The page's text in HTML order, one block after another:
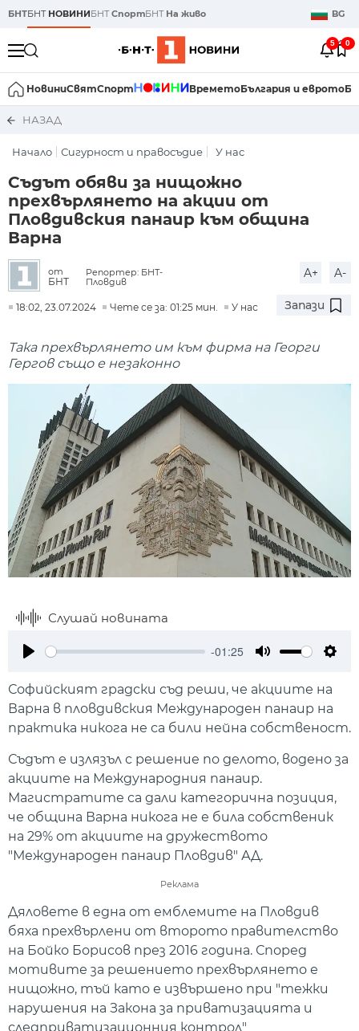
БНТБНТ НОВИНИБНТСпортБНТ На живо BG
5 0
НовиниСвятСпорт ВреметоБългария и еврото
НАЗАД
Начало Сигурност и правосъдие У нас
Съдът обяви за нищожно
прехвърлянето на акции от
Пловдивския панаир към община
Варна
от
БНТ
Репортер: БНТ-
Пловдив
A+ A-
18:02, 23.07.2024 Чете се за: 01:25 мин. У нас Запази
Така прехвърлянето им към фирма на Георги
Гергов също е незаконно
Слушай новината
-01:25
Софийският градски съд реши, че акциите на
Варна в пловдивския Международен панаир на
практика никога не са били нейна собственост.
Съдът е излязъл с решение по делото, водено за
акциите на Международния панаир.
Магистратите са дали категорична позиция,
че община Варна никога не е била собственик
на 29% от акциите на дружеството
"Международен панаир Пловдив" АД.
Реклама
Дяловете в една от емблемите на Пловдив
бяха прехвърлени от второто правителство
на Бойко Борисов през 2016 година. Според
мотивите за решението прехвърлянето е
нищожно, тъй като е извършено при "тежки
нарушения на Закона за приватизацията и
следприватизационния контрол"